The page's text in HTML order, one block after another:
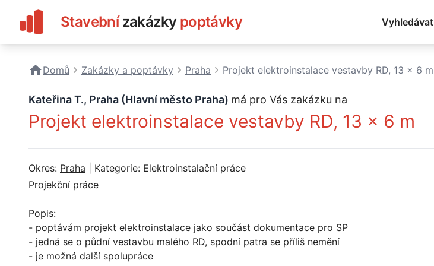
Stavební zakázky poptávky Vyhledávat
Domů Zakázky a poptávky Praha Projekt elektroinstalace vestavby RD, 13 x 6 m
Kateřina T., Praha (Hlavní město Praha) má pro Vás zakázku na
Projekt elektroinstalace vestavby RD, 13 x 6 m
Okres: Praha | Kategorie: Elektroinstalační práce
Projekční práce
Popis:
- poptávám projekt elektroinstalace jako součást dokumentace pro SP
- jedná se o půdní vestavbu malého RD, spodní patra se příliš nemění
- je možná další spolupráce